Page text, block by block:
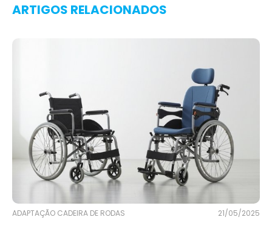
ARTIGOS RELACIONADOS
ADAPTAÇÃO CADEIRA DE RODAS 21/05/2025